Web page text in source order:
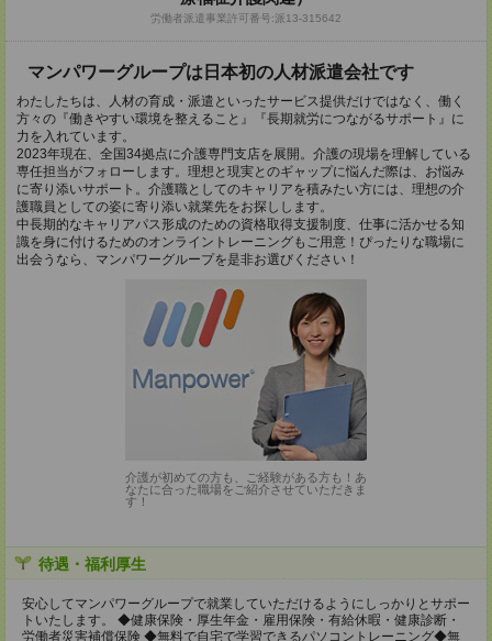
労働者派遣事業許可番号:派13-315642
マンパワーグループは日本初の人材派遣会社です
わたしたちは、人材の育成・派遣といったサービス提供だけではなく、働く
方々の『働きやすい環境を整えること』『長期就労につながるサポート』に
力を入れています。
2023年現在、全国34拠点に介護専門支店を展開。介護の現場を理解している
専任担当がフォローします。理想と現実とのギャップに悩んだ際は、お悩み
に寄り添いサポート。介護職としてのキャリアを積みたい方には、理想の介
護職員としての姿に寄り添い就業先をお探しします。
中長期的なキャリアパス形成のための資格取得支援制度、仕事に活かせる知
識を身に付けるためのオンライントレーニングもご用意！ぴったりな職場に
出会うなら、マンパワーグループを是非お選びください！
介護が初めての方も、ご経験がある方も！あ
なたに合った職場をご紹介させていただきま
す！
待遇・福利厚生
安心してマンパワーグループで就業していただけるようにしっかりとサポー
トいたします。 ◆健康保険・厚生年金・雇用保険・有給休暇・健康診断・
労働者災害補償保険 ◆無料で自宅で学習できるパソコントレーニング◆無